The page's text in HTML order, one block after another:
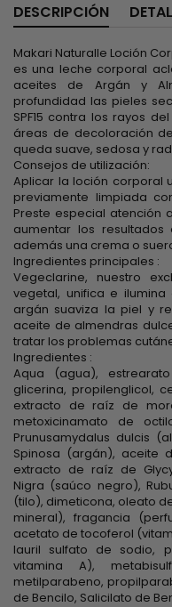
DESCRIPCIÓN
Makari Naturalle Loción
es una leche corporal
aceites de Argán y
profundidad las pieles
SPF15 contra los rayos
áreas de decoloración
queda suave, sedosa y
Consejos de utilización:
Aplicar la loción corporal
previamente limpiada
Preste especial atención
aumentar los
además una crema o
Ingredientes principales :
Vegeclarine, nuestro
vegetal, unifica e
argán suaviza la piel y
aceite de almendras
tratar los problemas
Ingredientes :
Aqua (agua),
glicerina, propilenglicol,
extracto de raíz de
metoxicinamato de
Prunusamydalus dulcis
Spinosa (argán), aceite
extracto de raíz de
Nigra (saúco negro),
(tilo), dimeticona, oleato
mineral), fragancia
acetato de tocoferol
lauril sulfato de sodio,
vitamina A),
metilparabeno,
de Bencilo, Salicilato de